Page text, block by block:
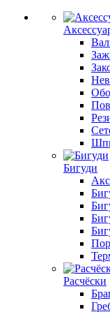
Бигуди
Расчёски